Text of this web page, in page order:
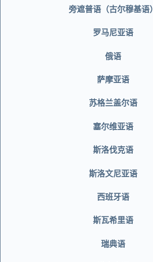
旁遮普语（古尔穆基语）
罗马尼亚语
俄语
萨摩亚语
苏格兰盖尔语
塞尔维亚语
斯洛伐克语
斯洛文尼亚语
西班牙语
斯瓦希里语
瑞典语